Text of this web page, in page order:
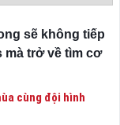
sẽ không tiếp
mà trở về tìm cơ
cùng đội hình